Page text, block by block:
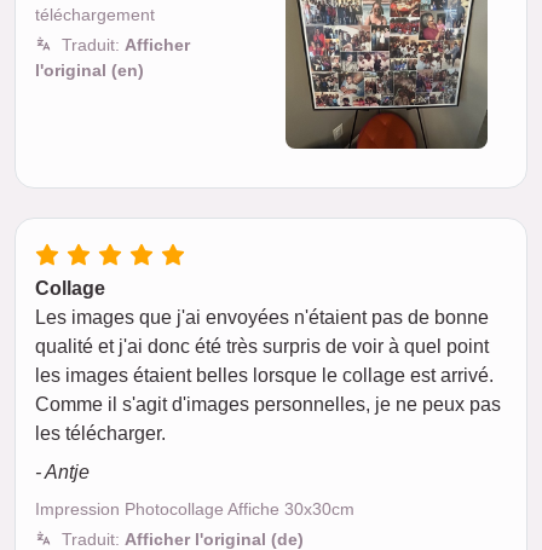
téléchargement
Traduit: Afficher
l'original (en)
Collage
Les images que j'ai envoyées n'étaient pas de bonne
qualité et j'ai donc été très surpris de voir à quel point
les images étaient belles lorsque le collage est arrivé.
Comme il s'agit d'images personnelles, je ne peux pas
les télécharger.
- Antje
Impression Photocollage Affiche 30x30cm
Traduit: Afficher l'original (de)